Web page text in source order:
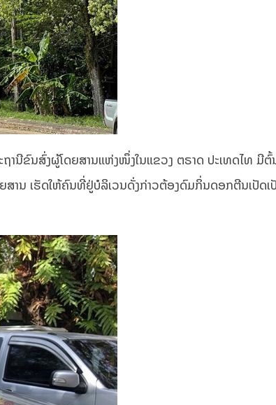
ານີຂົນສົ່ງຜູ້ໂດຍສານແຫ່ງໜຶ່ງໃນແຂວງ ຕຣາດ ປະເທດໄທ ມີຕົ້
ານ ເຮັດໃຫ້ຄົນທີ່ຢູ່ບໍລິເວນດັ່ງກ່າວຕ້ອງດົມກິ່ນດອກຕີນເປັດເ